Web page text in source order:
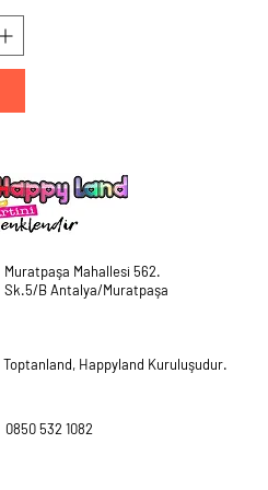
Muratpaşa Mahallesi 562.
Sk.5/B Antalya/Muratpaşa
Toptanland, Happyland Kuruluşudur.
0850 532 1082